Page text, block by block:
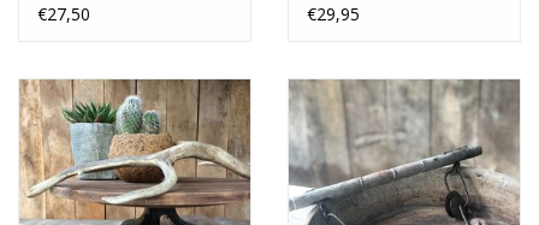
€27,50
€29,95